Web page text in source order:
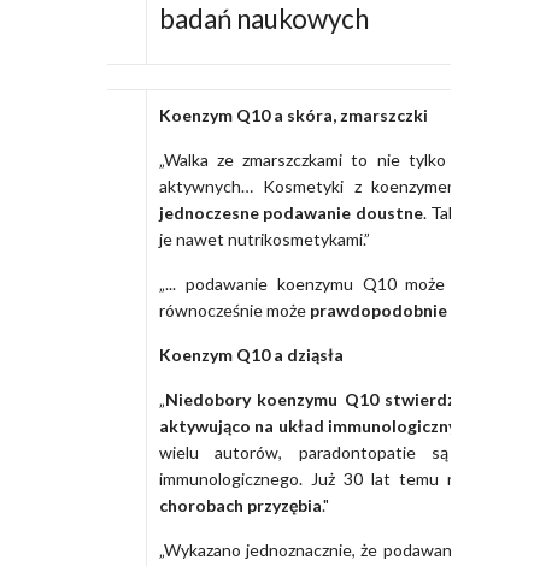
badań naukowych
Koenzym Q10 a skóra, zmarszczki
„Walka ze zmarszczkami to nie tylko
aktywnych… Kosmetyki z koenzymem Q10
jednoczesne podawanie doustne. Takie
je nawet nutrikosmetykami.”
„... podawanie koenzymu Q10 może
równocześnie może prawdopodobnie
Koenzym Q10 a dziąsła
„Niedobory koenzymu Q10 stwierdza się u
aktywująco na układ immunologiczny
wielu autorów, paradontopatie są
immunologicznego. Już 30 lat temu
chorobach przyzębia."
„Wykazano jednoznacznie, że podawanie